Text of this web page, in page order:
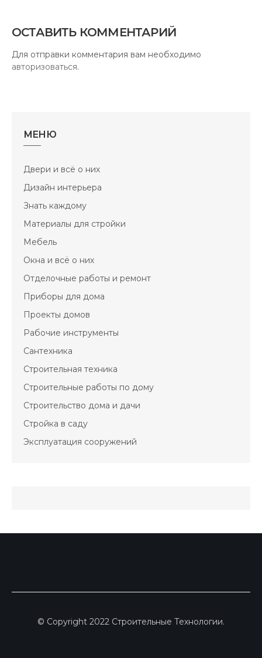
ОСТАВИТЬ КОММЕНТАРИЙ
Для отправки комментария вам необходимо
авторизоваться.
МЕНЮ
Двери и всё о них
Дизайн интерьера
Знать каждому
Материалы для стройки
Мебель
Окна и всё о них
Отделочные работы и ремонт
Приборы для дома
Проекты домов
Рабочие инструменты
Сантехника
Строительная техника
Строительные работы по дому
Строительство дома и дачи
Стройка в саду
Эксплуатация сооружений
© Copyright 2022 Строительные Технологии.